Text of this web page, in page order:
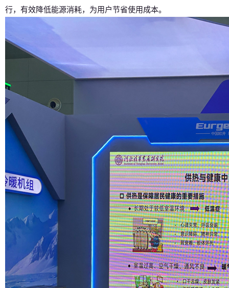
行，有效降低能源消耗，为用户节省使用成本。